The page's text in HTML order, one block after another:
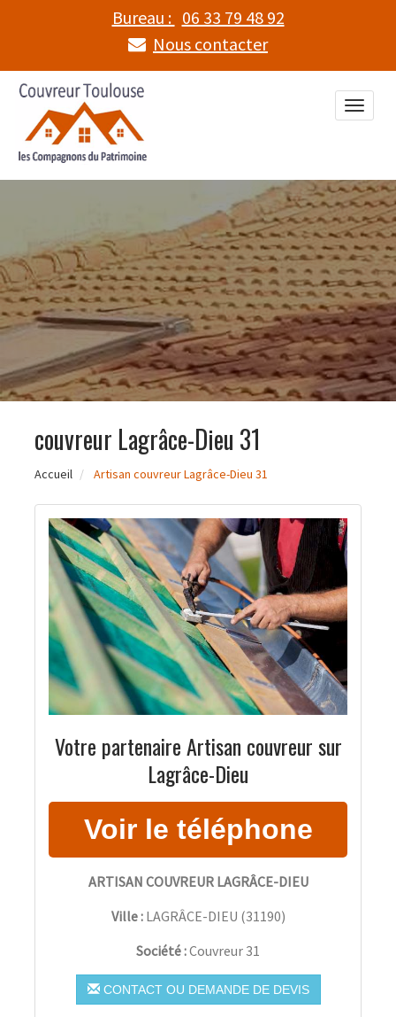
Bureau : 06 33 79 48 92
Nous contacter
Toggle
couvreur Lagrâce-Dieu 31
Accueil Artisan couvreur Lagrâce-Dieu 31
Votre partenaire Artisan couvreur sur
Lagrâce-Dieu
ARTISAN COUVREUR LAGRÂCE-DIEU
Ville : LAGRÂCE-DIEU (31190)
Société :Couvreur 31
CONTACT OU DEMANDE DE DEVIS